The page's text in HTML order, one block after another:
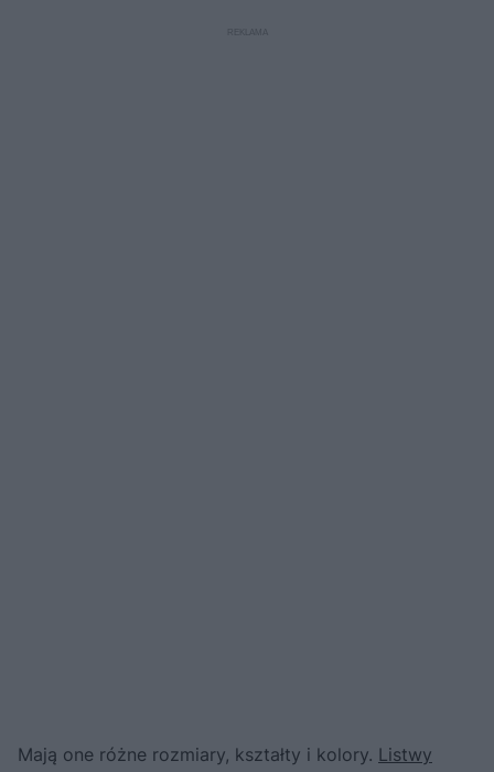
Mają one różne rozmiary, kształty i kolory. Listwy